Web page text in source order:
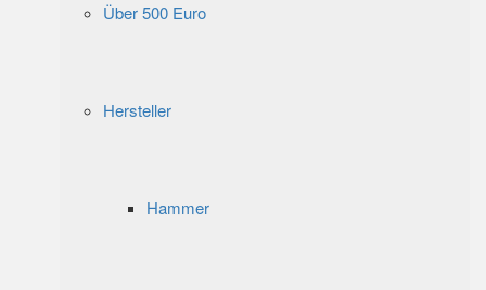
Über 500 Euro
Hersteller
Hammer